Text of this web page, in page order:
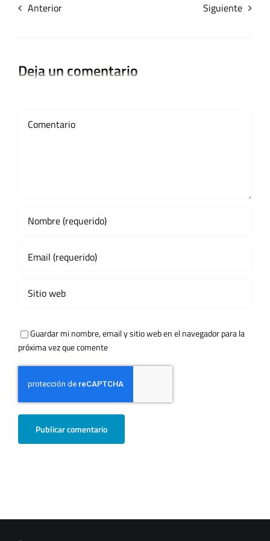
Anterior Siguiente
Deja un comentario
Guardar mi nombre, email y sitio web en el navegador para la
próxima vez que comente